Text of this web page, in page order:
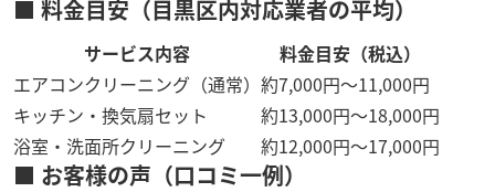
■ 料金目安（目黒区内対応業者の平均）
サービス内容
料金目安（税込）
エアコンクリーニング（通常） 約7,000円〜11,000円
キッチン・換気扇セット
約13,000円〜18,000円
浴室・洗面所クリーニング
約12,000円〜17,000円
■ お客様の声（口コミ一例）